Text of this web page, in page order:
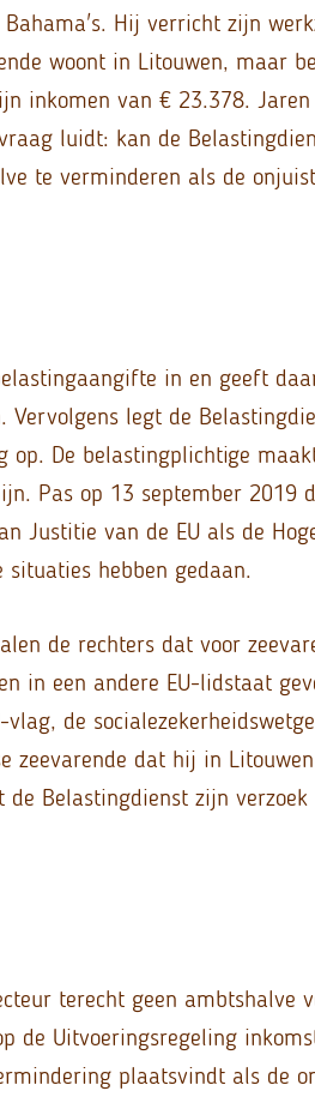
Hij verricht zijn
woont in Litouwen, maar
inkomen van € 23.378.
luidt: kan de
te verminderen als de
in en geeft
legt de
op. De belastingplichtige
Pas op 13 september 2019
Justitie van de EU als de
hebben gedaan.
de rechters dat voor
in een andere EU-lidstaat
de
zeevarende dat hij in
Belastingdienst zijn
terecht geen ambtshalve
de Uitvoeringsregeling
plaatsvindt als de